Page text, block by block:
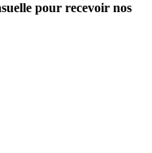
pour recevoir nos